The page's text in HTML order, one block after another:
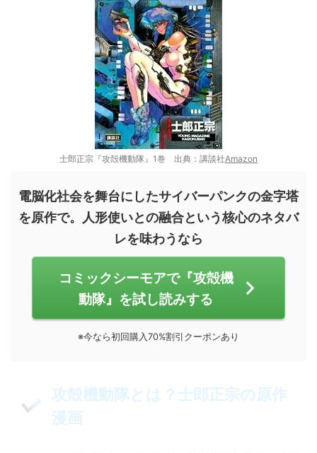
士郎正宗『攻殻機動隊』1巻 出典：講談社Amazon
電脳化社会を舞台にしたサイバーパンクの金字塔
を原作で。人形使いとの融合という核心のネタバ
レを味わうなら
コミックシーモアで『攻殻機
動隊』を試し読みする
※今なら初回購入70%割引クーポンあり
攻殻機動隊とは？士郎正宗の原作
漫画